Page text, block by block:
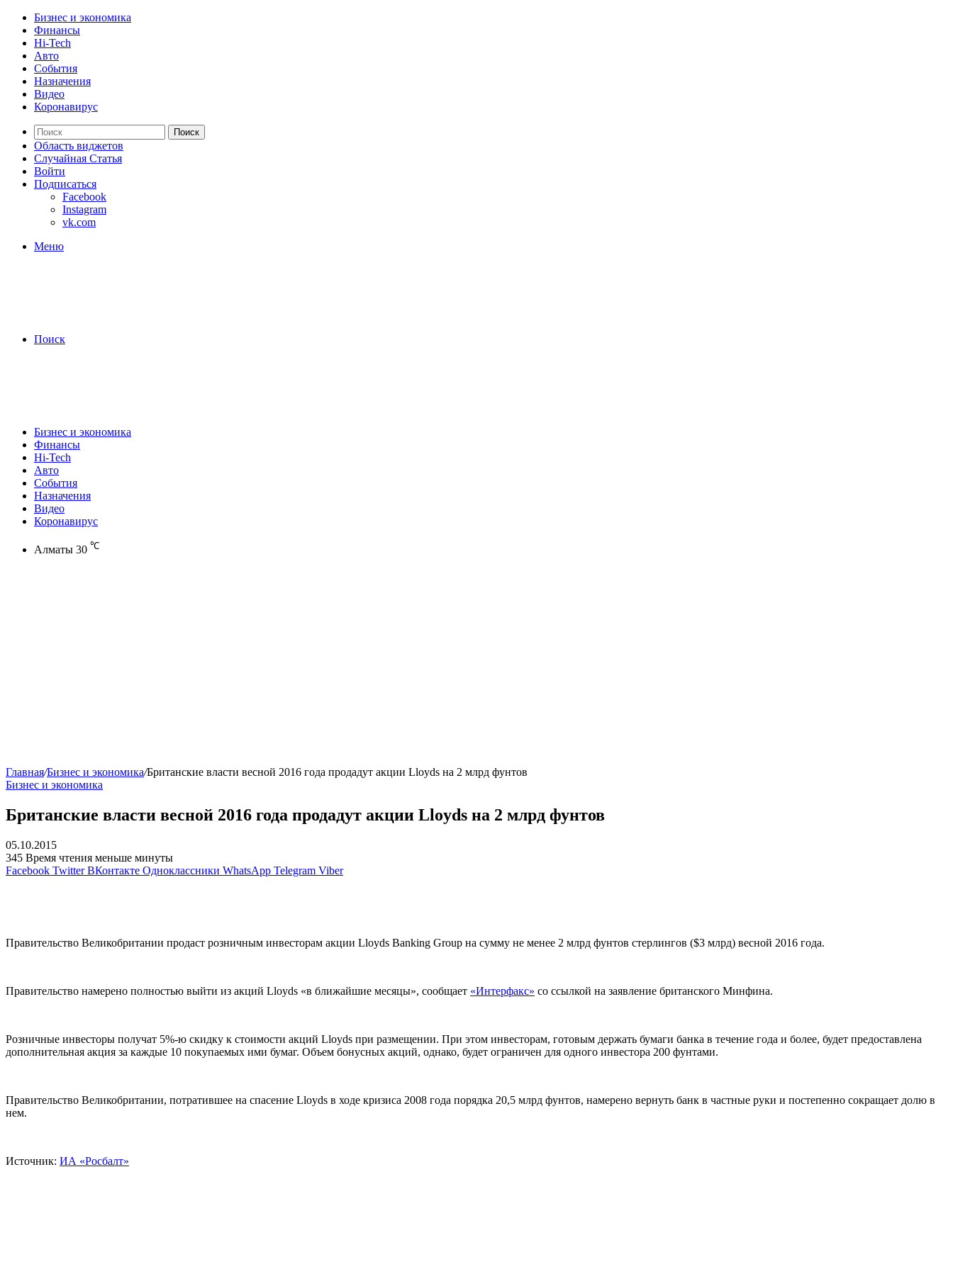
Бизнес и экономика
Финансы
Hi-Tech
Авто
События
Назначения
Видео
Коронавирус
Поиск
Область виджетов
Случайная Статья
Войти
Подписаться
Facebook
Instagram
vk.com
Меню
Поиск
Бизнес и экономика
Финансы
Hi-Tech
Авто
События
Назначения
Видео
Коронавирус
Алматы 30 ℃
Главная/Бизнес и экономика/Британские власти весной 2016 года продадут акции Lloyds на 2 млрд фунтов
Бизнес и экономика
Британские власти весной 2016 года продадут акции Lloyds на 2 млрд фунтов
05.10.2015
345 Время чтения меньше минуты
Facebook Twitter ВКонтакте Одноклассники WhatsApp Telegram Viber
Правительство Великобритании продаст розничным инвесторам акции Lloyds Banking Group на сумму не менее 2 млрд фунтов стерлингов ($3 млрд) весной 2016 года.
Правительство намерено полностью выйти из акций Lloyds «в ближайшие месяцы», сообщает «Интерфакс» со ссылкой на заявление британского Минфина.
Розничные инвесторы получат 5%-ю скидку к стоимости акций Lloyds при размещении. При этом инвесторам, готовым держать бумаги банка в течение года и более, будет предоставлена
дополнительная акция за каждые 10 покупаемых ими бумаг. Объем бонусных акций, однако, будет ограничен для одного инвестора 200 фунтами.
Правительство Великобритании, потратившее на спасение Lloyds в ходе кризиса 2008 года порядка 20,5 млрд фунтов, намерено вернуть банк в частные руки и постепенно сокращает долю в
нем.
Источник: ИА «Росбалт»